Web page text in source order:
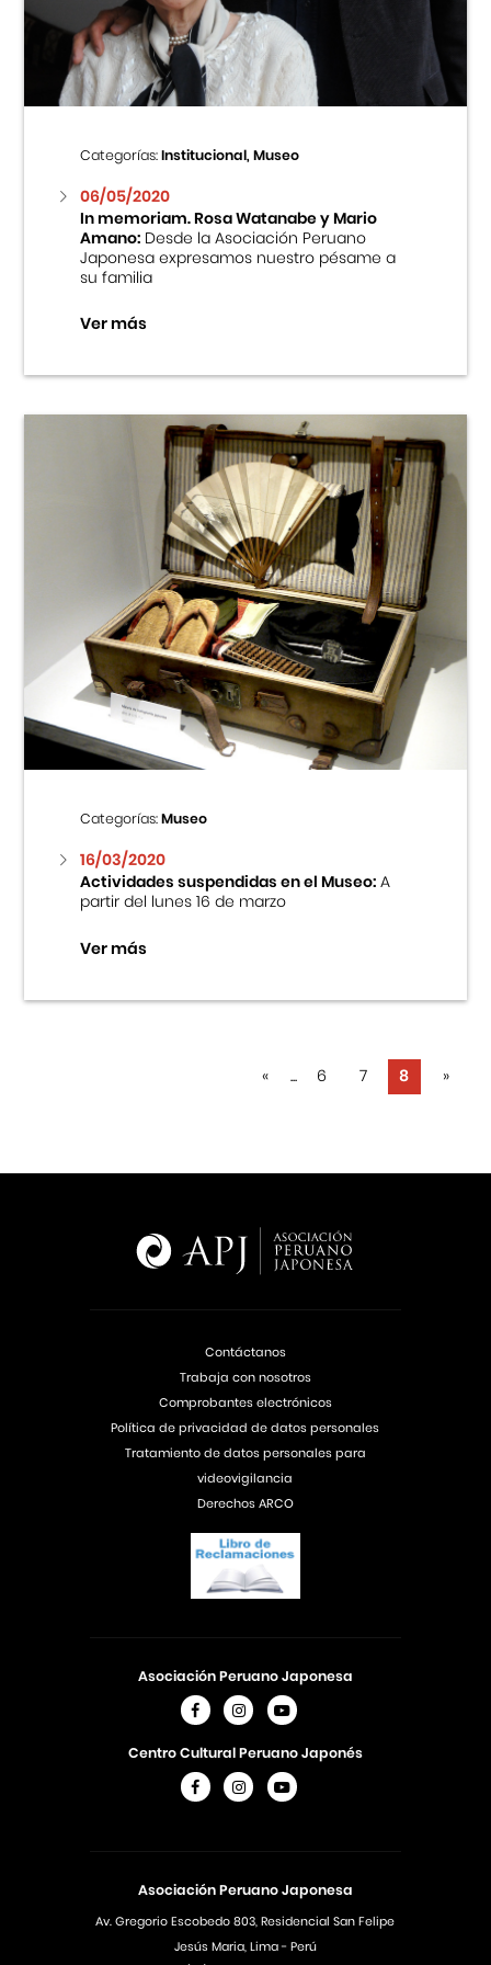
Centro Cultural Peruano Japonés
Cursos
Museo de la Inmigración Japonesa
Fondo Editorial
Teatro Peruano Japonés
Categorías:Institucional, Museo
06/05/2020
In memoriam. Rosa Watanabe y Mario
Amano:Desde la Asociación Peruano
Japonesa expresamos nuestro pésame a
su familia
Ver más
Categorías:Museo
16/03/2020
Actividades suspendidas en el Museo:A
partir del lunes 16 de marzo
Ver más
« ... 6 7 8 »
Asociación Peruano Japonesa
Av. Gregorio Escobedo 803, Residencial San Felipe
Jesús Maria, Lima - Perú
Asociación Peruano Japonesa
Centro Cultural Peruano Japonés
Contáctanos
Trabaja con nosotros
Comprobantes electrónicos
Política de privacidad de datos personales
Tratamiento de datos personales para
videovigilancia
Derechos ARCO